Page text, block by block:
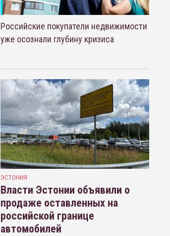
Российские покупатели недвижимости
уже осознали глубину кризиса
ЭСТОНИЯ
Власти Эстонии объявили о
продаже оставленных на
российской границе
автомобилей